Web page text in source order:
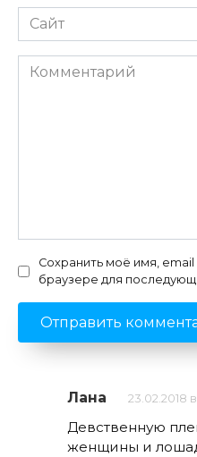
Сайт
Комментарий
Сохранить моё имя, email
браузере для
Лана 23.02.2018
Девственную
женщины и